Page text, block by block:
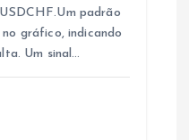
padrão
gráfico, indicando
Um sinal…